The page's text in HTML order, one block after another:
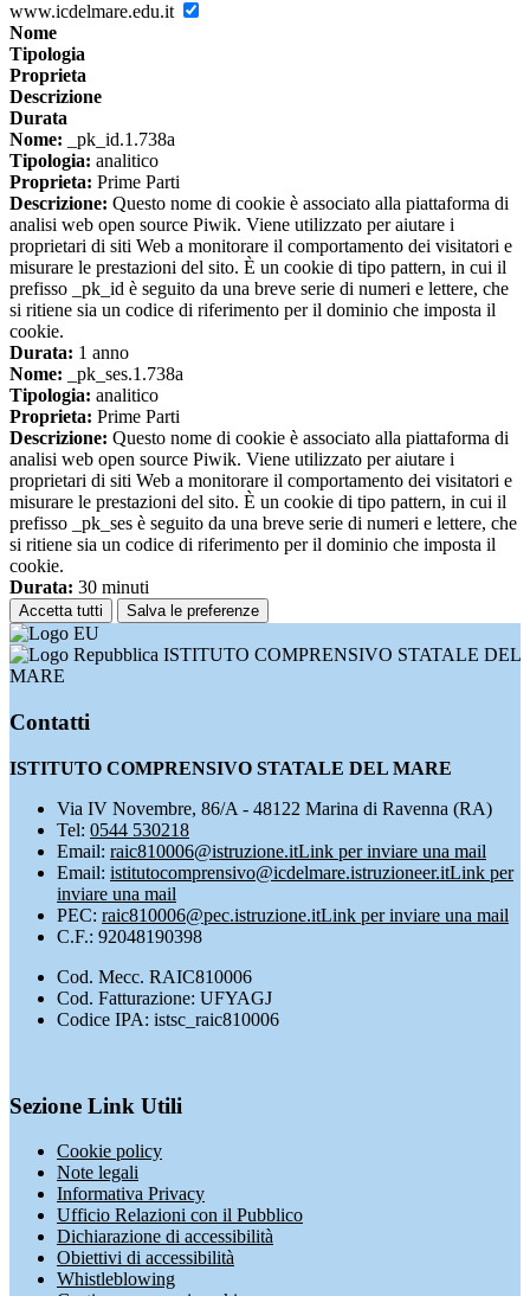
www.icdelmare.edu.it
Nome
Tipologia
Proprieta
Descrizione
Durata
Nome: _pk_id.1.738a
Tipologia: analitico
Proprieta: Prime Parti
Descrizione: Questo nome di cookie è associato alla piattaforma di
analisi web open source Piwik. Viene utilizzato per aiutare i
proprietari di siti Web a monitorare il comportamento dei visitatori e
misurare le prestazioni del sito. È un cookie di tipo pattern, in cui il
prefisso _pk_id è seguito da una breve serie di numeri e lettere, che
si ritiene sia un codice di riferimento per il dominio che imposta il
cookie.
Durata: 1 anno
Nome: _pk_ses.1.738a
Tipologia: analitico
Proprieta: Prime Parti
Descrizione: Questo nome di cookie è associato alla piattaforma di
analisi web open source Piwik. Viene utilizzato per aiutare i
proprietari di siti Web a monitorare il comportamento dei visitatori e
misurare le prestazioni del sito. È un cookie di tipo pattern, in cui il
prefisso _pk_ses è seguito da una breve serie di numeri e lettere, che
si ritiene sia un codice di riferimento per il dominio che imposta il
cookie.
Durata: 30 minuti
Accetta tutti Salva le preferenze
ISTITUTO COMPRENSIVO STATALE DEL
MARE
Contatti
ISTITUTO COMPRENSIVO STATALE DEL MARE
Via IV Novembre, 86/A - 48122 Marina di Ravenna (RA)
Tel: 0544 530218
Email: raic810006@istruzione.itLink per inviare una mail
Email: istitutocomprensivo@icdelmare.istruzioneer.itLink per
inviare una mail
PEC: raic810006@pec.istruzione.itLink per inviare una mail
C.F.: 92048190398
Cod. Mecc. RAIC810006
Cod. Fatturazione: UFYAGJ
Codice IPA: istsc_raic810006
Sezione Link Utili
Cookie policy
Note legali
Informativa Privacy
Ufficio Relazioni con il Pubblico
Dichiarazione di accessibilità
Obiettivi di accessibilità
Whistleblowing